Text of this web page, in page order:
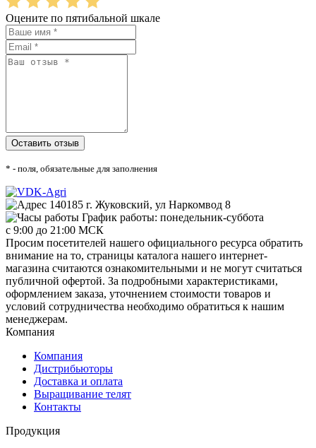
Оцените по пятибальной шкале
* - поля, обязательные для заполнения
140185 г. Жуковский, ул Наркомвод 8
График работы: понедельник-суббота
с 9:00 до 21:00 МСК
Просим посетителей нашего официального ресурса обратить
внимание на то, страницы каталога нашего интернет-
магазина считаются ознакомительными и не могут считаться
публичной офертой. За подробными характеристиками,
оформлением заказа, уточнением стоимости товаров и
условий сотрудничества необходимо обратиться к нашим
менеджерам.
Компания
Компания
Дистрибьюторы
Доставка и оплата
Выращивание телят
Контакты
Продукция